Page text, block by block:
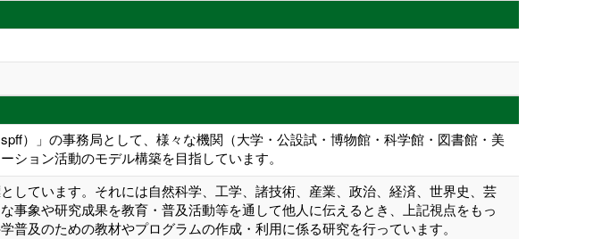
）」の事務局として、様々な機関（大学・公設試・博物館・科学館・図書館・美
ョン活動のモデル構築を目指しています。
しています。それには自然科学、工学、諸技術、産業、政治、経済、世界史、芸
象や研究成果を教育・普及活動等を通して他人に伝えるとき、上記視点をもっ
及のための教材やプログラムの作成・利用に係る研究を行っています。